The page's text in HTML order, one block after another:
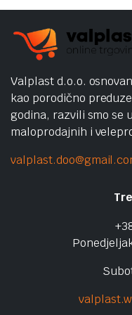
Valplast d.o.o.
kao porodično
godina, razvili smo se
maloprodajnih i